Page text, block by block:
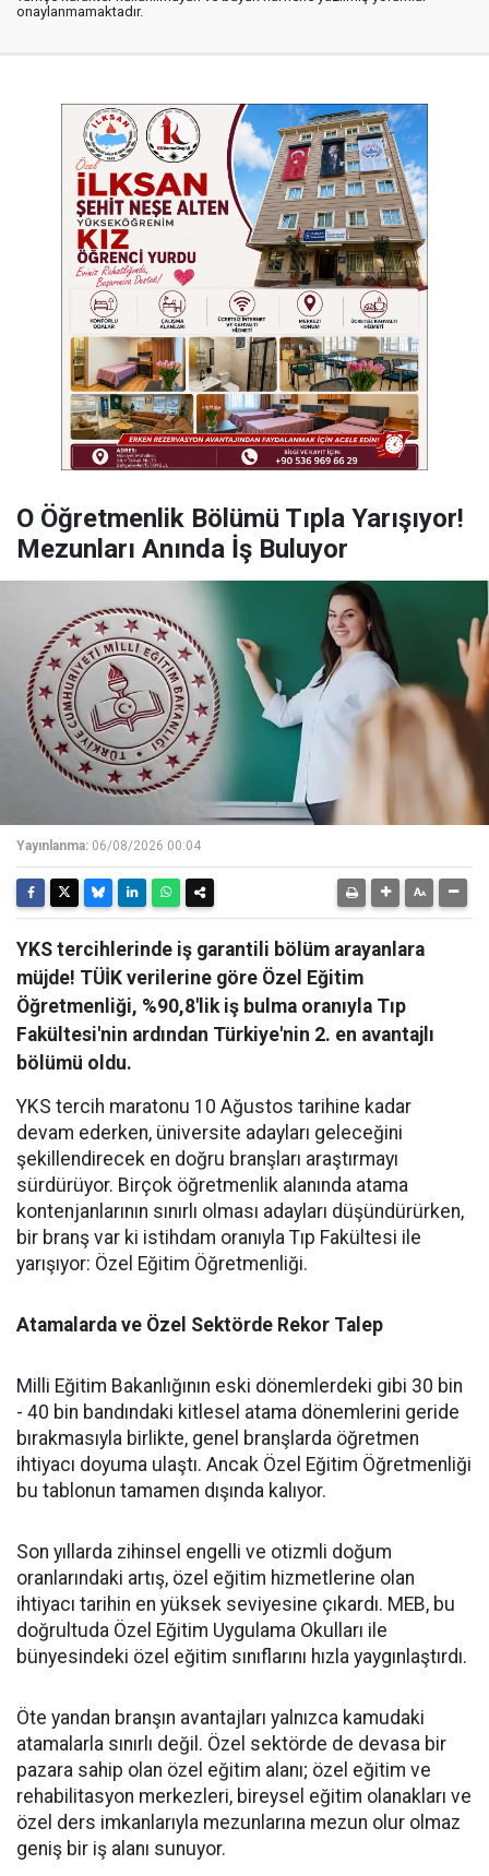
onaylanmamaktadır.
O Öğretmenlik Bölümü Tıpla Yarışıyor!
Mezunları Anında İş Buluyor
Yayınlanma: 06/08/2026 00:04
YKS tercihlerinde iş garantili bölüm arayanlara
müjde! TÜİK verilerine göre Özel Eğitim
Öğretmenliği, %90,8'lik iş bulma oranıyla Tıp
Fakültesi'nin ardından Türkiye'nin 2. en avantajlı
bölümü oldu.
YKS tercih maratonu 10 Ağustos tarihine kadar
devam ederken, üniversite adayları geleceğini
şekillendirecek en doğru branşları araştırmayı
sürdürüyor. Birçok öğretmenlik alanında atama
kontenjanlarının sınırlı olması adayları düşündürürken,
bir branş var ki istihdam oranıyla Tıp Fakültesi ile
yarışıyor: Özel Eğitim Öğretmenliği.
Atamalarda ve Özel Sektörde Rekor Talep
​Milli Eğitim Bakanlığının eski dönemlerdeki gibi 30 bin
- 40 bin bandındaki kitlesel atama dönemlerini geride
bırakmasıyla birlikte, genel branşlarda öğretmen
ihtiyacı doyuma ulaştı. Ancak Özel Eğitim Öğretmenliği
bu tablonun tamamen dışında kalıyor.
​Son yıllarda zihinsel engelli ve otizmli doğum
oranlarındaki artış, özel eğitim hizmetlerine olan
ihtiyacı tarihin en yüksek seviyesine çıkardı. MEB, bu
doğrultuda Özel Eğitim Uygulama Okulları ile
bünyesindeki özel eğitim sınıflarını hızla yaygınlaştırdı.
​Öte yandan branşın avantajları yalnızca kamudaki
atamalarla sınırlı değil. Özel sektörde de devasa bir
pazara sahip olan özel eğitim alanı; özel eğitim ve
rehabilitasyon merkezleri, bireysel eğitim olanakları ve
özel ders imkanlarıyla mezunlarına mezun olur olmaz
geniş bir iş alanı sunuyor.